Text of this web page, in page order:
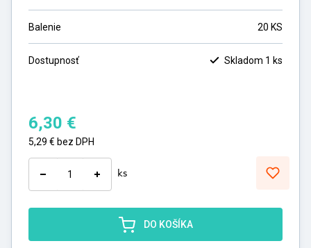
Balenie 20 KS
Dostupnosť Skladom 1 ks
6,30 €
5,29 € bez DPH
ks
DO KOŠÍKA